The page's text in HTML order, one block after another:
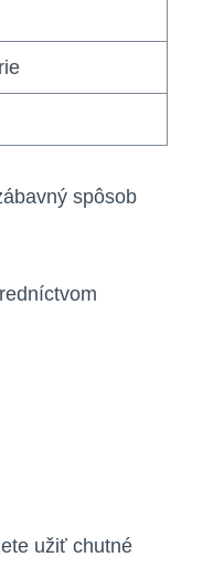
spôsob
užiť chutné